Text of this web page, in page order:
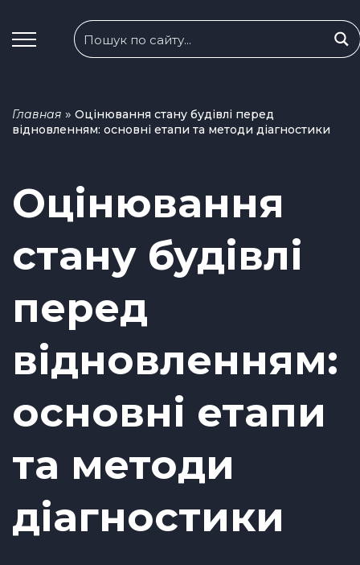
Главная » Оцінювання стану будівлі перед
відновленням: основні етапи та методи діагностики
Оцінювання
стану будівлі
перед
відновленням:
основні етапи
та методи
діагностики